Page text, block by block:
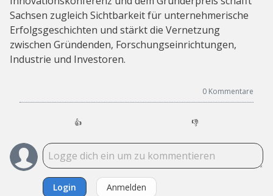
Sachsen zugleich Sichtbarkeit für unternehmerische
Erfolgsgeschichten und stärkt die Vernetzung
zwischen Gründenden, Forschungseinrichtungen,
Industrie und Investoren.
0 Kommentare
👍 👎
Login Anmelden